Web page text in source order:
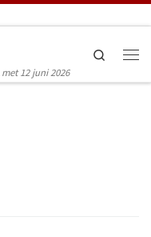
12 juni 2026
Search